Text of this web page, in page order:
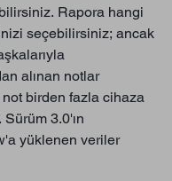
Rapora hangi
seçebilirsiniz; ancak
alınan notlar
birden fazla cihaza
3.0'ın
yüklenen veriler